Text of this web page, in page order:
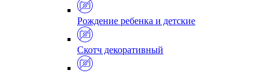
Рождение ребенка и детские
Скотч декоративный